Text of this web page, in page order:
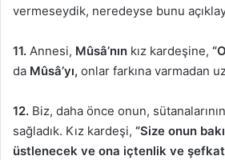
vermeseydik, neredeyse bunu
11. Annesi, Mûsâ’nın kız kardeşine,
da Mûsâ’yı, onlar farkına varmadan
12. Biz, daha önce onun,
sağladık. Kız kardeşi, “Size onun
üstlenecek ve ona içtenlik ve